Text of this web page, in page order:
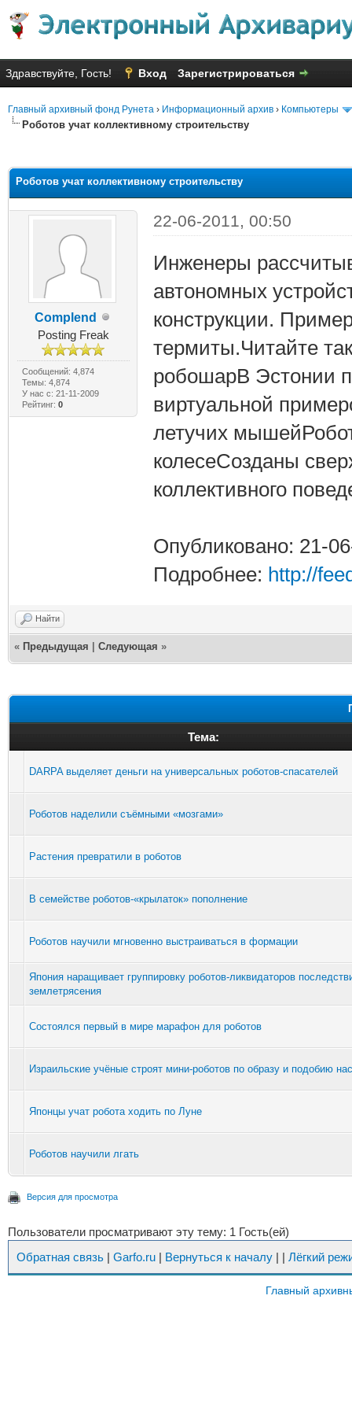
Здравствуйте, Гость! Вход Зарегистрироваться
Главный архивный фонд Рунета › Информационный архив › Компьютеры
Роботов учат коллективному строительству
Роботов учат коллективному строительству
Complend
Posting Freak
Сообщений: 4,874
Темы: 4,874
У нас с: 21-11-2009
Рейтинг: 0
22-06-2011, 00:50
Инженеры
автономных
конструкции.
термиты.Читайте
робошарВ Эстонии
виртуальной
летучих
колесеСозданы
коллективного
Опубликовано: 21-
Подробнее: http://
Найти
« Предыдущая Следующая »
Тема:
DARPA выделяет деньги на универсальных роботов-спасателей
Роботов наделили съёмными «мозгами»
Растения превратили в роботов
В семействе роботов-«крылаток» пополнение
Роботов научили мгновенно выстраиваться в формации
Япония наращивает группировку роботов-ликвидаторов
землетрясения
Состоялся первый в мире марафон для роботов
Израильские учёные строят мини-роботов по образу и подобию
Японцы учат робота ходить по Луне
Роботов научили лгать
Версия для просмотра
Пользователи просматривают эту тему: 1 Гость(ей)
Обратная связь | Garfo.ru | Вернуться к началу | | Лёгкий
Главный